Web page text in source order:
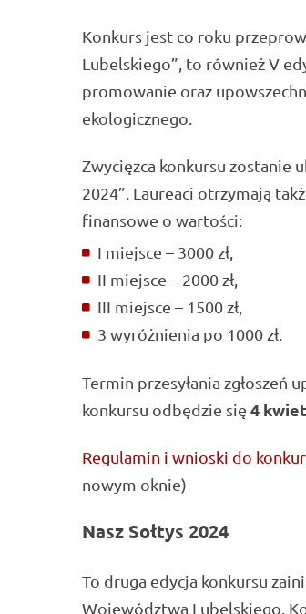
Konkurs jest co roku
Lubelskiego”, to również V
promowanie oraz
ekologicznego.
Zwycięzca konkursu zostanie
2024”. Laureaci otrzymają
finansowe o wartości:
I miejsce – 3000 zł,
II miejsce – 2000 zł,
III miejsce – 1500 zł,
3 wyróżnienia po 1000 zł.
Termin przesyłania zgłoszeń
konkursu odbędzie się 4
Regulamin i wnioski do
nowym oknie)
Nasz Sołtys 2024
To druga edycja konkursu
Województwa Lubelskiego.